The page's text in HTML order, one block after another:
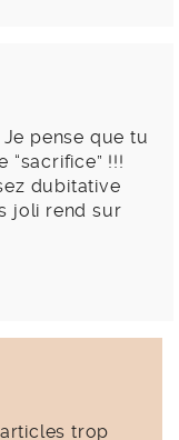
pense que tu
“sacrifice” !!!
dubitative
joli rend sur
trop